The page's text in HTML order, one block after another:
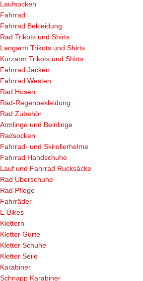
Laufsocken
Fahrrad
Fahrrad Bekleidung
Rad Trikots und Shirts
Langarm Trikots und Shirts
Kurzarm Trikots und Shirts
Fahrrad Jacken
Fahrrad Westen
Rad Hosen
Rad-Regenbekleidung
Rad Zubehör
Armlinge und Beinlinge
Radsocken
Fahrrad- und Skirollerhelme
Fahrrad Handschuhe
Lauf und Fahrrad Rucksäcke
Rad Überschuhe
Rad Pflege
Fahrräder
E-Bikes
Klettern
Kletter Gurte
Kletter Schuhe
Kletter Seile
Karabiner
Schnapp Karabiner